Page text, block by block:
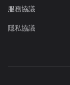
服務協議
隱私協議